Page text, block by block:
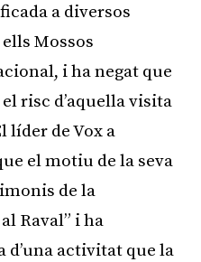
a diversos
Mossos
i ha negat que
risc d’aquella visita
líder de Vox a
el motiu de la seva
de la
Raval” i ha
d’una activitat que la